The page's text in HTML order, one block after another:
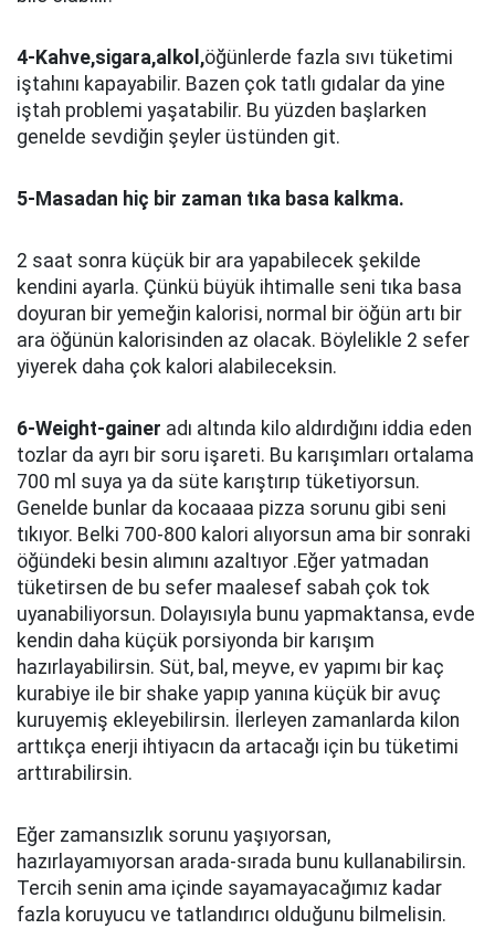
4-Kahve,sigara,alkol,öğünlerde fazla sıvı tüketimi
iştahını kapayabilir. Bazen çok tatlı gıdalar da yine
iştah problemi yaşatabilir. Bu yüzden başlarken
genelde sevdiğin şeyler üstünden git.
5-Masadan hiç bir zaman tıka basa kalkma.
2 saat sonra küçük bir ara yapabilecek şekilde
kendini ayarla. Çünkü büyük ihtimalle seni tıka basa
doyuran bir yemeğin kalorisi, normal bir öğün artı bir
ara öğünün kalorisinden az olacak. Böylelikle 2 sefer
yiyerek daha çok kalori alabileceksin.
6-Weight-gainer adı altında kilo aldırdığını iddia eden
tozlar da ayrı bir soru işareti. Bu karışımları ortalama
700 ml suya ya da süte karıştırıp tüketiyorsun.
Genelde bunlar da kocaaaa pizza sorunu gibi seni
tıkıyor. Belki 700-800 kalori alıyorsun ama bir sonraki
öğündeki besin alımını azaltıyor .Eğer yatmadan
tüketirsen de bu sefer maalesef sabah çok tok
uyanabiliyorsun. Dolayısıyla bunu yapmaktansa, evde
kendin daha küçük porsiyonda bir karışım
hazırlayabilirsin. Süt, bal, meyve, ev yapımı bir kaç
kurabiye ile bir shake yapıp yanına küçük bir avuç
kuruyemiş ekleyebilirsin. İlerleyen zamanlarda kilon
arttıkça enerji ihtiyacın da artacağı için bu tüketimi
arttırabilirsin.
Eğer zamansızlık sorunu yaşıyorsan,
hazırlayamıyorsan arada-sırada bunu kullanabilirsin.
Tercih senin ama içinde sayamayacağımız kadar
fazla koruyucu ve tatlandırıcı olduğunu bilmelisin.